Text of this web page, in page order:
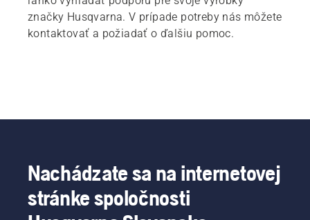
značky Husqvarna. V prípade potreby nás môžete
kontaktovať a požiadať o ďalšiu pomoc.
Nachádzate sa na internetovej
stránke spoločnosti